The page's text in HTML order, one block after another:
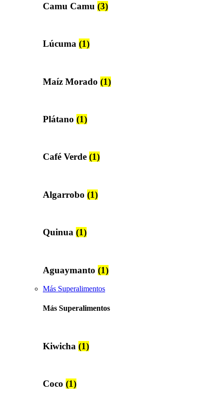
Camu Camu (3)
Lúcuma (1)
Maíz Morado (1)
Plátano (1)
Café Verde (1)
Algarrobo (1)
Quinua (1)
Aguaymanto (1)
Más Superalimentos
Más Superalimentos
Kiwicha (1)
Coco (1)